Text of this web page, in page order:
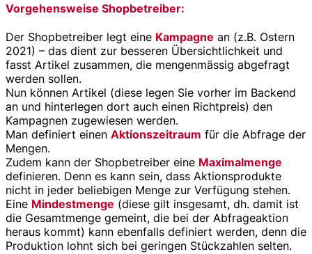
Vorgehensweise Shopbetreiber:
Der Shopbetreiber legt eine Kampagne an (z.B. Ostern
2021) – das dient zur besseren Übersichtlichkeit und
fasst Artikel zusammen, die mengenmässig abgefragt
werden sollen.
Nun können Artikel (diese legen Sie vorher im Backend
an und hinterlegen dort auch einen Richtpreis) den
Kampagnen zugewiesen werden.
Man definiert einen Aktionszeitraum für die Abfrage der
Mengen.
Zudem kann der Shopbetreiber eine Maximalmenge
definieren. Denn es kann sein, dass Aktionsprodukte
nicht in jeder beliebigen Menge zur Verfügung stehen.
Eine Mindestmenge (diese gilt insgesamt, dh. damit ist
die Gesamtmenge gemeint, die bei der Abfrageaktion
heraus kommt) kann ebenfalls definiert werden, denn die
Produktion lohnt sich bei geringen Stückzahlen selten.